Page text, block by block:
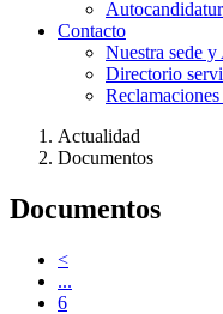
Contacto
Nuestra sede
Directorio
Actualidad
Documentos
Documentos
<
...
6